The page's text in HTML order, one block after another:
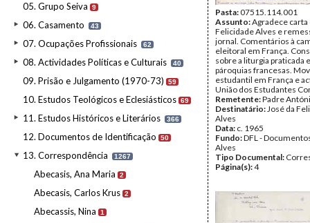
05. Grupo Seiva 9
06. Casamento 43
07. Ocupações Profissionais 62
08. Actividades Políticas e Culturais 40
09. Prisão e Julgamento (1970-73) 59
10. Estudos Teológicos e Eclesiásticos 69
11. Estudos Históricos e Literários 366
12. Documentos de Identificação 50
13. Correspondência 1267
Abecasis, Ana Maria 2
Abecasis, Carlos Krus 2
Abecassis, Nina 1
Pasta:07515.114.001
Assunto:Agradece carta
Felicidade Alves e
jornal. Comentários à
eleitoral em França.
sobre a liturgia praticada
pároquias francesas.
estudantil em França e
União dos Estudantes
Remetente:Padre
Destinatário:José da
Alves
Data: c. 1965
Fundo:DFL -
Alves
Tipo Documental:
Página(s):4